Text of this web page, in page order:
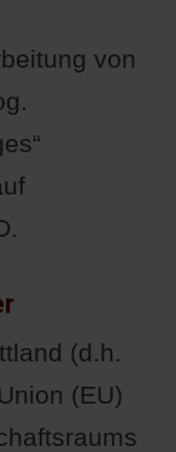
von
(d.h.
(EU)